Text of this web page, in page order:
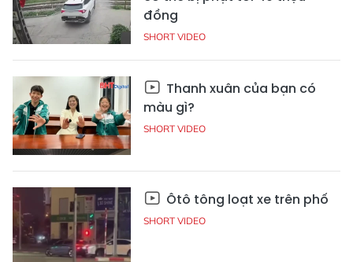
đồng
SHORT VIDEO
Thanh xuân của bạn có
màu gì?
SHORT VIDEO
Ôtô tông loạt xe trên phố
SHORT VIDEO